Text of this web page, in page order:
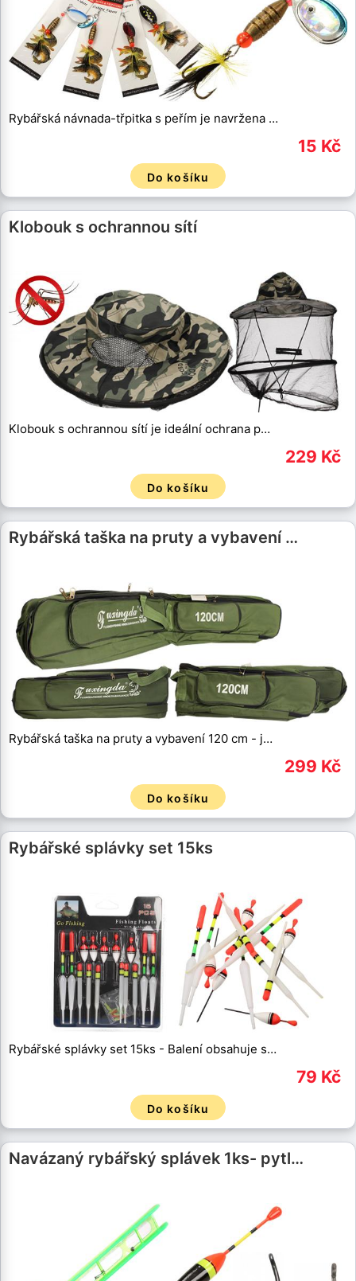
Rybářská návnada-třpitka s peřím je navržena …
15 Kč
Do košíku
Klobouk s ochrannou sítí
Klobouk s ochrannou sítí je ideální ochrana p…
229 Kč
Do košíku
Rybářská taška na pruty a vybavení …
Rybářská taška na pruty a vybavení 120 cm - j…
299 Kč
Do košíku
Rybářské splávky set 15ks
Rybářské splávky set 15ks - Balení obsahuje s…
79 Kč
Do košíku
Navázaný rybářský splávek 1ks- pytl…